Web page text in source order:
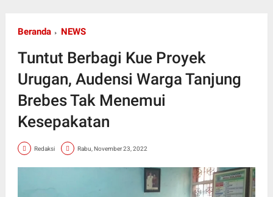
Beranda NEWS
Tuntut Berbagi Kue Proyek
Urugan, Audensi Warga Tanjung
Brebes Tak Menemui
Kesepakatan
Redaksi Rabu, November 23, 2022